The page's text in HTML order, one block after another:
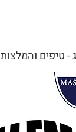
- טיפים והמלצות